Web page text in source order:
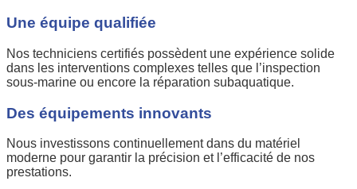
Une équipe qualifiée
Nos techniciens certifiés possèdent une expérience solide
dans les interventions complexes telles que l’inspection
sous-marine ou encore la réparation subaquatique.
Des équipements innovants
Nous investissons continuellement dans du matériel
moderne pour garantir la précision et l’efficacité de nos
prestations.